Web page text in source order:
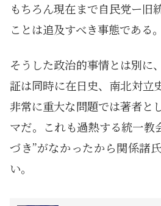
もちろん現在まで自民党ー旧
ことは追及すべき事態である。
そうした政治的事情とは別に
証は同時に在日史、南北対立
非常に重大な問題では著者と
マだ。これも過熱する統一教
づき”がなかったから関係諸
い。